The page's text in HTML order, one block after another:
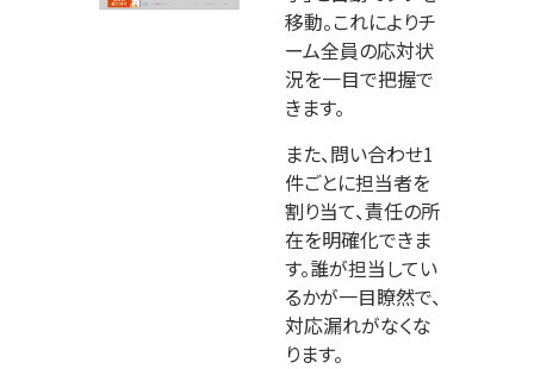
移動。これによりチ
ーム全員の応対状
況を一目で把握で
きます。
また、問い合わせ1
件ごとに担当者を
割り当て、責任の所
在を明確化できま
す。誰が担当してい
るかが一目瞭然で、
対応漏れがなくな
ります。